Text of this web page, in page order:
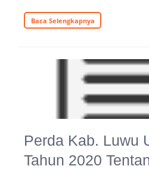
Baca Selengkapnya
Perda Kab. Luwu
Tahun 2020